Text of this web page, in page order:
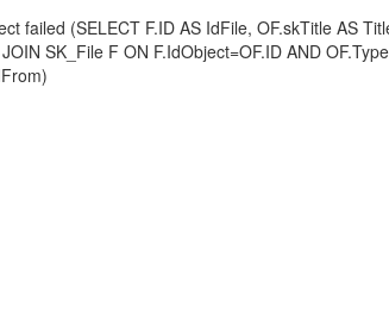
failed (SELECT F.ID AS IdFile, OF.skTitle AS
SK_File F ON F.IdObject=OF.ID AND